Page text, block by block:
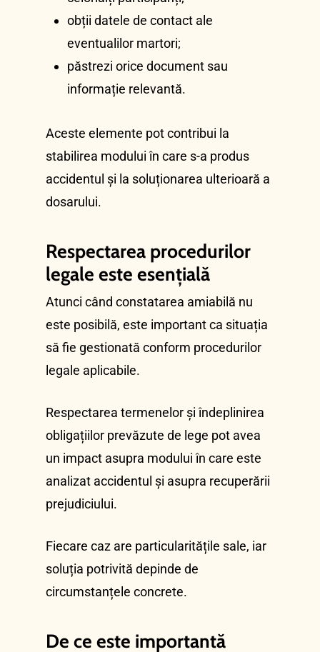
obții datele de contact ale
eventualilor martori;
păstrezi orice document sau
informație relevantă.
Aceste elemente pot contribui la
stabilirea modului în care s-a produs
accidentul și la soluționarea ulterioară a
dosarului.
Respectarea procedurilor
legale este esențială
Atunci când constatarea amiabilă nu
este posibilă, este important ca situația
să fie gestionată conform procedurilor
legale aplicabile.
Respectarea termenelor și îndeplinirea
obligațiilor prevăzute de lege pot avea
un impact asupra modului în care este
analizat accidentul și asupra recuperării
prejudiciului.
Fiecare caz are particularitățile sale, iar
soluția potrivită depinde de
circumstanțele concrete.
De ce este importantă